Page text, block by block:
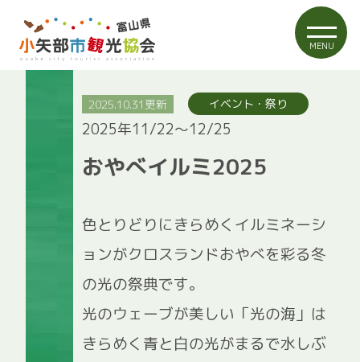
MENU
2025.10.31更新 イベント・祭り
2025年11/22～12/25
おやべイルミ2025
色とりどりにきらめくイルミネーシ
ョンがクロスランドおやべを彩る冬
の光の祭典です。
光のウェーブが美しい「光の海」は
きらめく青と白の光がまるで水しぶ